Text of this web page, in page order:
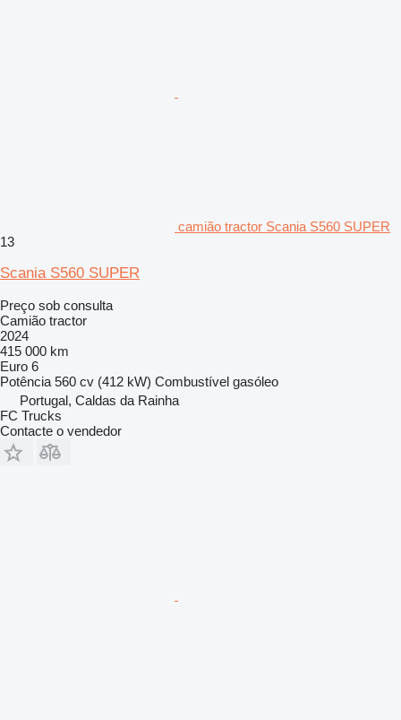
camião tractor Scania S560 SUPER
13
Scania S560 SUPER
Preço sob consulta
Camião tractor
2024
415 000 km
Euro 6
Potência 560 cv (412 kW) Combustível gasóleo
Portugal, Caldas da Rainha
FC Trucks
Contacte o vendedor